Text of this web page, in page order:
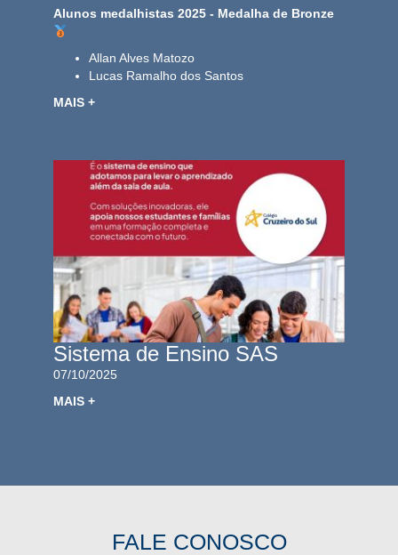
Alunos medalhistas 2025 - Medalha de Bronze
Allan Alves Matozo
Lucas Ramalho dos Santos
MAIS +
Sistema de Ensino SAS
07/10/2025
MAIS +
FALE CONOSCO